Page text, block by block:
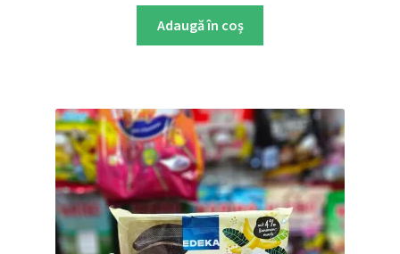
Adaugă în coș